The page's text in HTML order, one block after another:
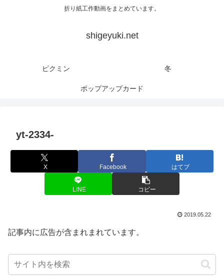
折り紙工作動画をまとめています。
shigeyuki.net
ピクミン 冬
ポップアップカード
yt-2334-
X Facebook はてブ
LINE コピー
2019.05.22
記事内に広告が含まれまれています。